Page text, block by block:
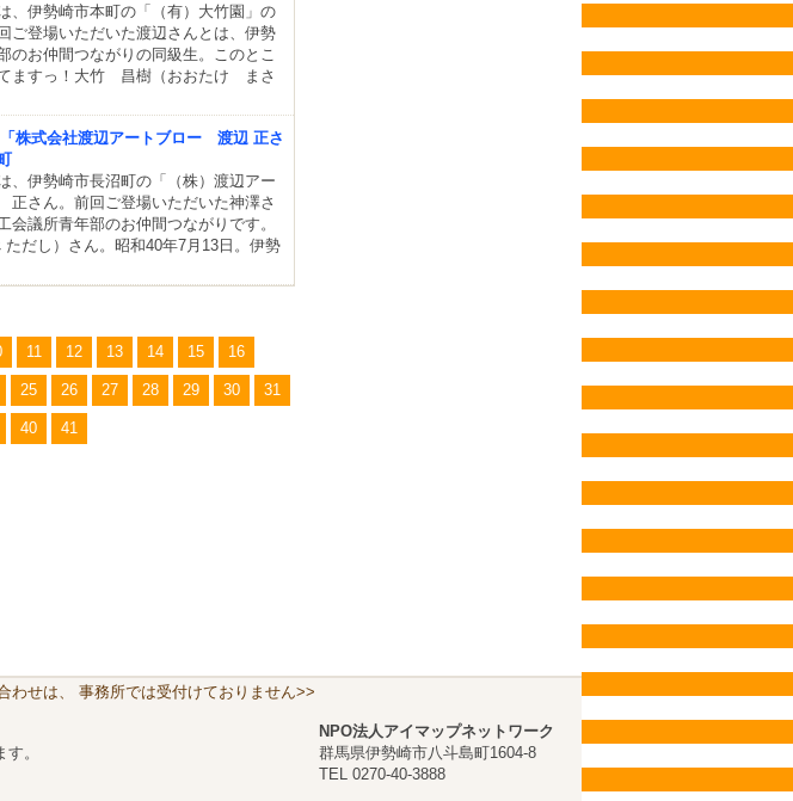
、伊勢崎市本町の「（有）大竹園」の
ご登場いただいた渡辺さんとは、伊勢
のお仲間つながりの同級生。このとこ
ますっ！大竹 昌樹（おおたけ まさ
株式会社渡辺アートブロー 渡辺 正さ
、伊勢崎市長沼町の「（株）渡辺アー
正さん。前回ご登場いただいた神澤さ
会議所青年部のお仲間つながりです。
だし）さん。昭和40年7月13日。伊勢
11 12 13 14 15 16
25 26 27 28 29 30 31
40 41
わせは、 事務所では受付けておりません>>
。
NPO法人アイマップネットワーク
群馬県伊勢崎市八斗島町1604-8
TEL 0270-40-3888